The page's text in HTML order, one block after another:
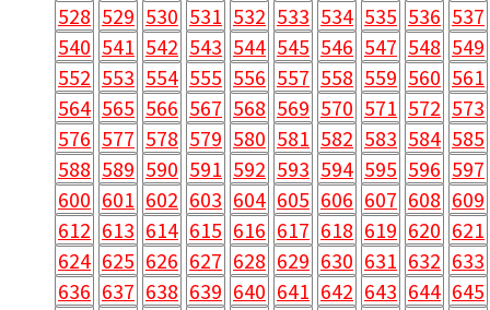
528 529 530 531 532 533 534 535 536 537
540 541 542 543 544 545 546 547 548 549
552 553 554 555 556 557 558 559 560 561
564 565 566 567 568 569 570 571 572 573
576 577 578 579 580 581 582 583 584 585
588 589 590 591 592 593 594 595 596 597
600 601 602 603 604 605 606 607 608 609
612 613 614 615 616 617 618 619 620 621
624 625 626 627 628 629 630 631 632 633
636 637 638 639 640 641 642 643 644 645